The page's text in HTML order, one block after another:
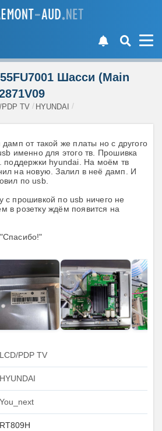
Шасси (Main
PDP TV HYUNDAI
от такой же платы но с другого
именно для этого тв. Прошивка
поддержки hyundai. На моём тв
на новую. Залил в неё дамп. И
по usb.
с прошивкой по usb ничего не
в розетку ждём появится на
LCD/PDP TV
HYUNDAI
You_next
RT809H